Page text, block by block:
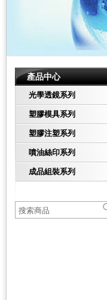
產品中心
光學透鏡系列
塑膠模具系列
塑膠注塑系列
噴油絲印系列
成品組裝系列